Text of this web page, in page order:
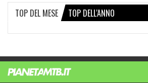
TOP DEL MESE TOP DELL'ANNO